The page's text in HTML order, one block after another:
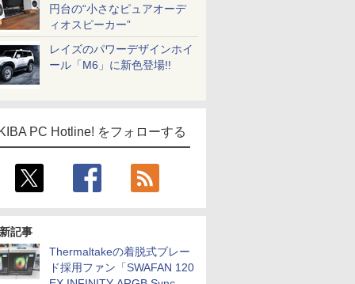
円台の“小さなピュアオーデ
ィオスピーカー”
レイズのパワーデザインホイ
ール「M6」に新色登場!!
PC Hotline! をフォローする
記事
Thermaltakeの着脱式ブレー
ド採用ファン「SWAFAN 120